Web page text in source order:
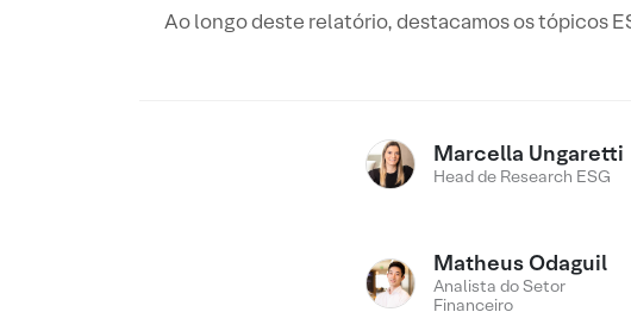
Ao longo deste relatório, destacamos os tópicos
Marcella Ungaretti
Head de Research ESG
Matheus Odaguil
Analista do Setor
Financeiro